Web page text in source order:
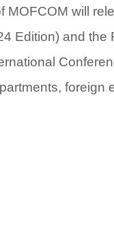
MOFCOM will
Edition) and
foreign